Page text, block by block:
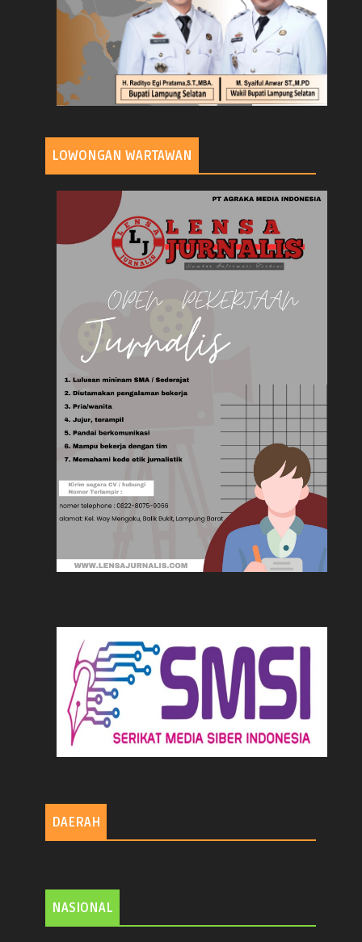
LOWONGAN WARTAWAN
DAERAH
NASIONAL